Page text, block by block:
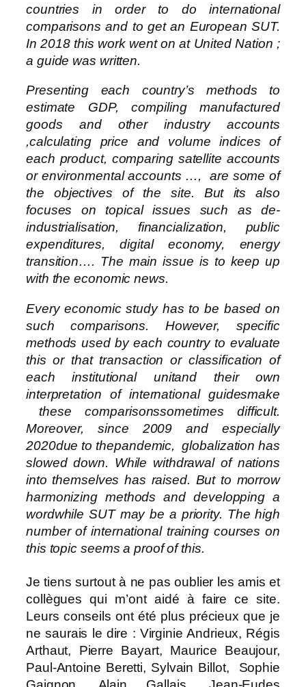
countries in order to do international
comparisons and to get an European SUT.
In 2018 this work went on at United Nation ;
a guide was written.
Presenting each country’s methods to
estimate GDP, compiling manufactured
goods and other industry accounts
,calculating price and volume indices of
each product, comparing satellite accounts
or environmental accounts …, are some of
the objectives of the site. But its also
focuses on topical issues such as de-
industrialisation, financialization, public
expenditures, digital economy, energy
transition…. The main issue is to keep up
with the economic news.
Every economic study has to be based on
such comparisons. However, specific
methods used by each country to evaluate
this or that transaction or classification of
each institutional unitand their own
interpretation of international guidesmake
these comparisonssometimes difficult.
Moreover, since 2009 and especially
2020due to thepandemic, globalization has
slowed down. While withdrawal of nations
into themselves has raised. But to morrow
harmonizing methods and developping a
wordwhile SUT may be a priority. The high
number of international training courses on
this topic seems a proof of this.
Je tiens surtout à ne pas oublier les amis et
collègues qui m’ont aidé à faire ce site.
Leurs conseils ont été plus précieux que je
ne saurais le dire : Virginie Andrieux, Régis
Arthaut, Pierre Bayart, Maurice Beaujour,
Paul-Antoine Beretti, Sylvain Billot, Sophie